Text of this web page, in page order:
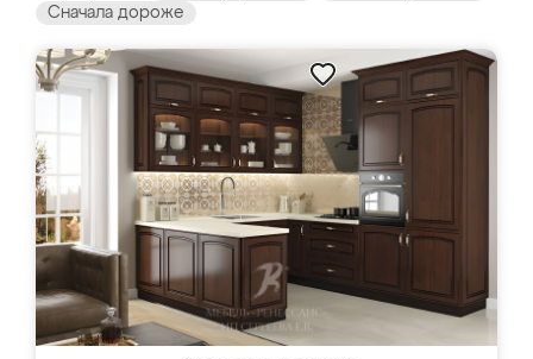
Сначала дороже